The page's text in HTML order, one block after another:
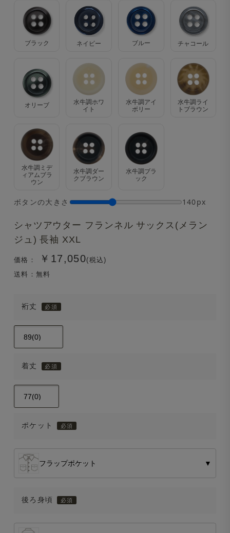
シャツアウター フランネル サックス(メラン
ジュ) 長袖 XXL
価格： ￥17,050(税込)
送料：無料
裄丈
着丈
ポケット
フラップポケット ▼
後ろ身頃
ブラック ネイビー ブルー チャコール
オリーブ
水牛調ホワ
イト
水牛調アイ
ボリー
水牛調ライ
トブラウン
水牛調ミデ
ィアムブラ
ウン
水牛調ダー
クブラウン
水牛調ブラ
ック
ボタンの大きさ 140px